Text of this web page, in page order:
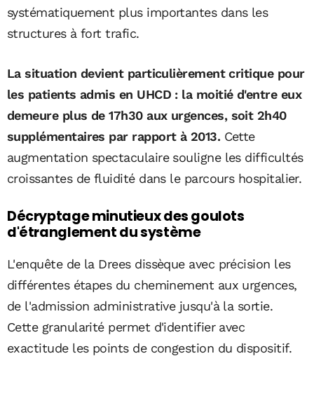
systématiquement plus importantes dans les
structures à fort trafic.
La situation devient particulièrement critique pour
les patients admis en UHCD : la moitié d'entre eux
demeure plus de 17h30 aux urgences, soit 2h40
supplémentaires par rapport à 2013. Cette
augmentation spectaculaire souligne les difficultés
croissantes de fluidité dans le parcours hospitalier.
Décryptage minutieux des goulots
d'étranglement du système
L'enquête de la Drees dissèque avec précision les
différentes étapes du cheminement aux urgences,
de l'admission administrative jusqu'à la sortie.
Cette granularité permet d'identifier avec
exactitude les points de congestion du dispositif.